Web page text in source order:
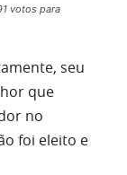
votos para
seu
que
no
foi eleito e